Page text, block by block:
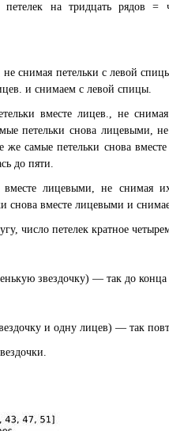
петелек на тридцать рядов =
не снимая петельки с левой
и снимаем с левой спицы.
вместе лицев., не
петельки снова лицевыми,
же самые петельки снова
до пяти.
вместе лицевыми, не снимая
снова вместе лицевыми и
число петелек кратное
звездочку) — так до конца
и одну лицев) — так